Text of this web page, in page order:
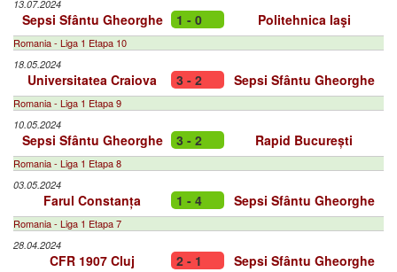
13.07.2024
Sepsi Sfântu Gheorghe 1 - 0 Politehnica Iaşi
Romania - Liga 1 Etapa 10
18.05.2024
Universitatea Craiova 3 - 2 Sepsi Sfântu Gheorghe
Romania - Liga 1 Etapa 9
10.05.2024
Sepsi Sfântu Gheorghe 3 - 2 Rapid București
Romania - Liga 1 Etapa 8
03.05.2024
Farul Constanța 1 - 4 Sepsi Sfântu Gheorghe
Romania - Liga 1 Etapa 7
28.04.2024
CFR 1907 Cluj 2 - 1 Sepsi Sfântu Gheorghe